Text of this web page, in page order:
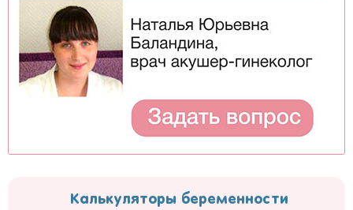
Калькуляторы беременности